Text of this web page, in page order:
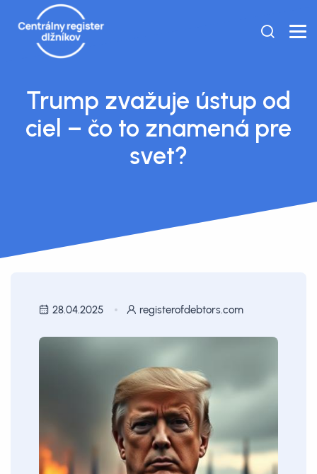
Trump zvažuje ústup od
ciel – čo to znamená pre
svet?
28.04.2025 registerofdebtors.com